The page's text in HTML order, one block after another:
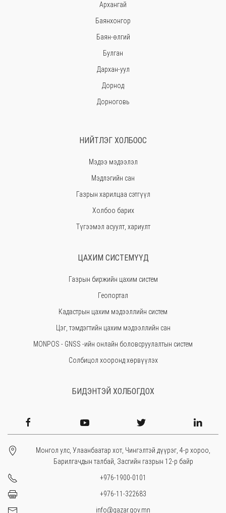
Архангай
Баянхонгор
Баян-өлгий
Булган
Дархан-уул
Дорнод
Дорноговь
Хэнтий
Ховд
Хөвсгөл
Орхон
Сэлэнгэ
Өмнөговь
Увс
Өвөрхангай
Завхан
НИЙТЛЭГ ХОЛБООС
Мэдээ мэдээлэл
Мэдлэгийн сан
Газрын харилцаа сэтгүүл
Холбоо барих
Түгээмэл асуулт, хариулт
ЦАХИМ СИСТЕМҮҮД
Газрын биржийн цахим систем
Геопортал
Кадастрын цахим мэдээллийн систем
Цэг, тэмдэгтийн цахим мэдээллийн сан
MONPOS - GNSS -ийн онлайн боловсруулалтын систем
Солбицол хооронд хөрвүүлэх
БИДЭНТЭЙ ХОЛБОГДОХ
Монгол улс, Улаанбаатар хот, Чингэлтэй дүүрэг, 4-р хороо,
Барилгачдын талбай, Засгийн газрын 12-р байр
+976-1900-0101
+976-11-322683
info@gazar.gov.mn